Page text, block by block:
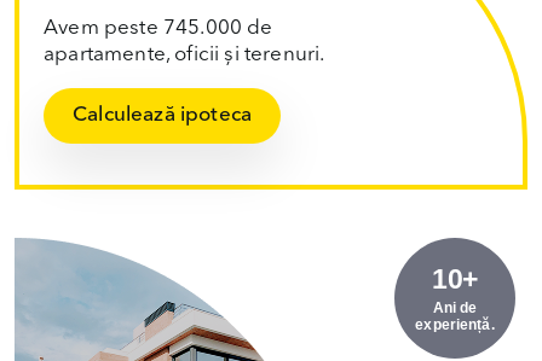
Avem peste 745.000 de
apartamente, oficii și terenuri.
Calculează ipoteca
10+
Ani de
experiență.